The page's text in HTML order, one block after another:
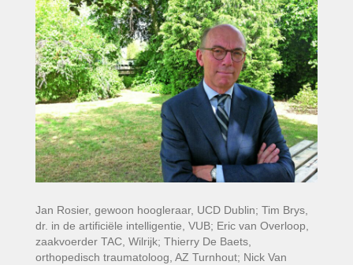
Jan Rosier, gewoon hoogleraar, UCD Dublin; Tim Brys,
dr. in de artificiële intelligentie, VUB; Eric van Overloop,
zaakvoerder TAC, Wilrijk; Thierry De Baets,
orthopedisch traumatoloog, AZ Turnhout; Nick Van